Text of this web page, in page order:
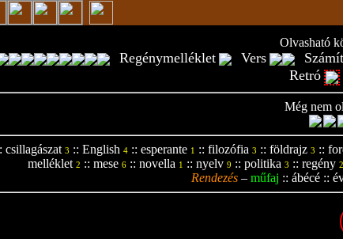
Olvasható
Regénymelléklet Vers
Retró
Még nem
csillagászat 3 :: English 4:: esperante 1 :: filozófia 3 :: földrajz 3 ::
melléklet 2 :: mese 6 :: novella 1 :: nyelv 9 :: politika 3 :: regény
Rendezés – műfaj :: ábécé ::